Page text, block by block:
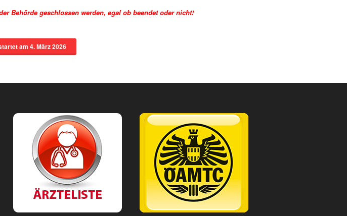
Behörde geschlossen werden, egal ob beendet oder nicht!
am 4. März 2026
Aerzteliste.png OEAMTC.png